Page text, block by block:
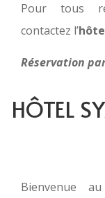
Pour tous
contactez l’
Réservation
HÔTEL
Bienvenue au